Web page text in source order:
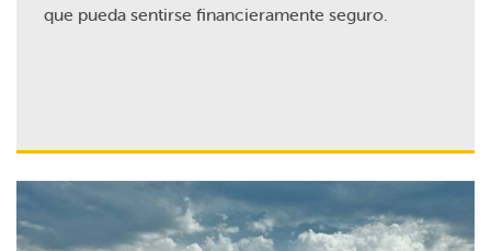
que pueda sentirse financieramente seguro.